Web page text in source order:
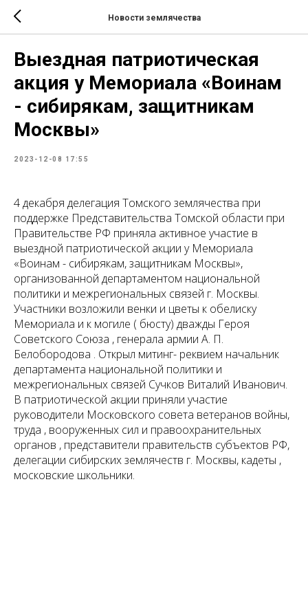
Новости землячества
Выездная патриотическая
акция у Мемориала «Воинам
- сибирякам, защитникам
Москвы»
2023-12-08 17:55
4 декабря делегация Томского землячества при
поддержке Представительства Томской области при
Правительстве РФ приняла активное участие в
выездной патриотической акции у Мемориала
«Воинам - сибирякам, защитникам Москвы»,
организованной департаментом национальной
политики и межрегиональных связей г. Москвы.
Участники возложили венки и цветы к обелиску
Мемориала и к могиле ( бюсту) дважды Героя
Советского Союза , генерала армии А. П.
Белобородова . Открыл митинг- реквием начальник
департамента национальной политики и
межрегиональных связей Сучков Виталий Иванович.
В патриотической акции приняли участие
руководители Московского совета ветеранов войны,
труда , вооруженных сил и правоохранительных
органов , представители правительств субъектов РФ,
делегации сибирских землячеств г. Москвы, кадеты ,
московские школьники.